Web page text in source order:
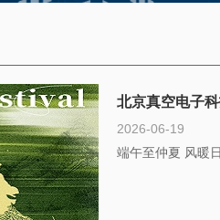
北京真空电子
2026-06-19
端午至仲夏 风暖